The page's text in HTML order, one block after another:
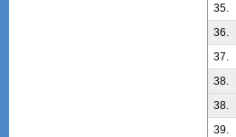
35.
36.
37.
38.
38.
39.